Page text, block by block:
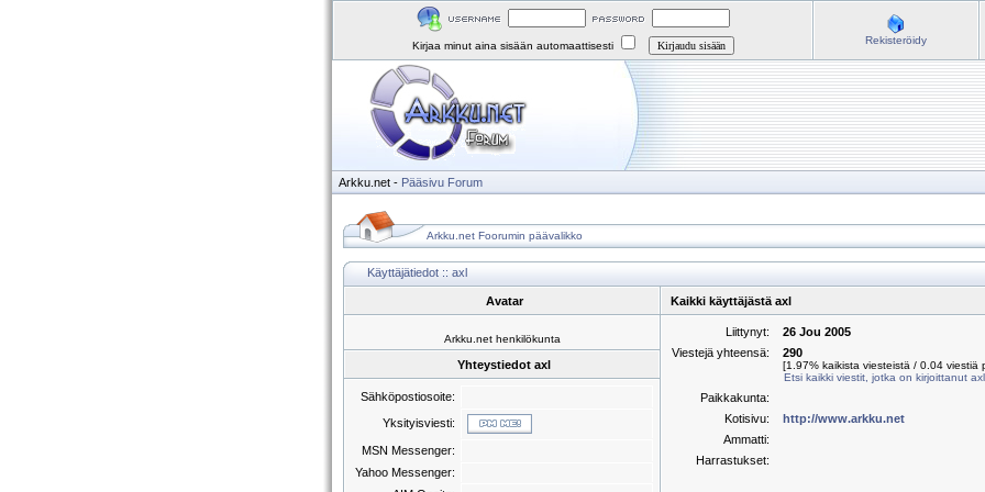
Kirjaa minut aina sisään automaattisesti Rekisteröidy
Arkku.net - Pääsivu Forum
Arkku.net Foorumin päävalikko
Käyttäjätiedot :: axl
Avatar Kaikki käyttäjästä axl
Arkku.net henkilökunta
Liittynyt:
26 Jou 2005
Viestejä yhteensä:
290
[1.97% kaikista viesteistä / 0.04 viestiä
Etsi kaikki viestit, jotka on kirjoittanut axl
Paikkakunta:
Kotisivu:
http://www.arkku.net
Ammatti:
Harrastukset:
Yhteystiedot axl
Sähköpostiosoite:
Yksityisviesti:
MSN Messenger:
Yahoo Messenger: